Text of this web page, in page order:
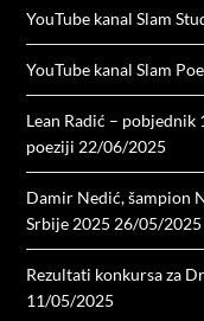
YouTube kanal Slam
YouTube kanal Slam
Lean Radić – pobjednik
poeziji 22/06/2025
Damir Nedić, šampion
Srbije 2025 26/05/2025
Rezultati konkursa za
11/05/2025